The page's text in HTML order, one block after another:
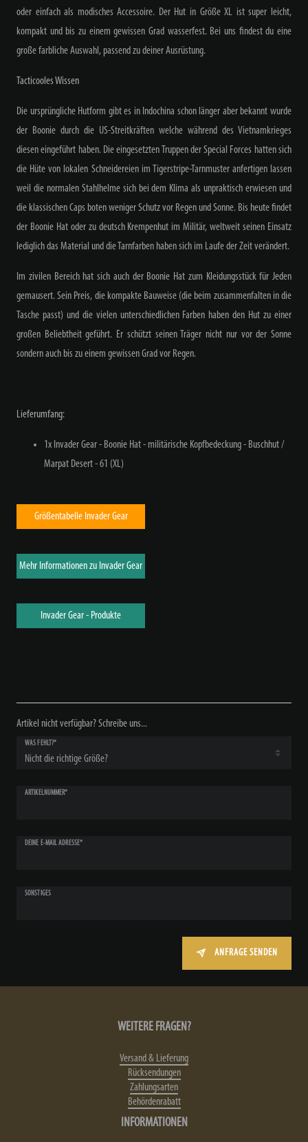
oder einfach als modisches Accessoire. Der Hut in Größe XL ist super leicht,
kompakt und bis zu einem gewissen Grad wasserfest. Bei uns findest du eine
große farbliche Auswahl, passend zu deiner Ausrüstung.
Tacticooles Wissen
Die ursprüngliche Hutform gibt es in Indochina schon länger aber bekannt wurde
der Boonie durch die US-Streitkräften welche während des Vietnamkrieges
diesen eingeführt haben. Die eingesetzten Truppen der Special Forces hatten sich
die Hüte von lokalen Schneidereien im Tigerstripe-Tarnmuster anfertigen lassen
weil die normalen Stahlhelme sich bei dem Klima als unpraktisch erwiesen und
die klassischen Caps boten weniger Schutz vor Regen und Sonne. Bis heute findet
der Boonie Hat oder zu deutsch Krempenhut im Militär, weltweit seinen Einsatz
lediglich das Material und die Tarnfarben haben sich im Laufe der Zeit verändert.
Im zivilen Bereich hat sich auch der Boonie Hat zum Kleidungsstück für Jeden
gemausert. Sein Preis, die kompakte Bauweise (die beim zusammenfalten in die
Tasche passt) und die vielen unterschiedlichen Farben haben den Hut zu einer
großen Beliebtheit geführt. Er schützt seinen Träger nicht nur vor der Sonne
sondern auch bis zu einem gewissen Grad vor Regen.
Lieferumfang:
1x Invader Gear - Boonie Hat - militärische Kopfbedeckung - Buschhut /
Marpat Desert - 61 (XL)
Größentabelle Invader Gear
Mehr Informationen zu Invader Gear
Invader Gear - Produkte
Artikel nicht verfügbar? Schreibe uns...
WAS FEHLT?*
ARTIKELNUMMER*
DEINE E-MAIL ADRESSE*
SONSTIGES
ANFRAGE SENDEN
WEITERE FRAGEN?
Versand & Lieferung
Rücksendungen
Zahlungsarten
Behördenrabatt
INFORMATIONEN